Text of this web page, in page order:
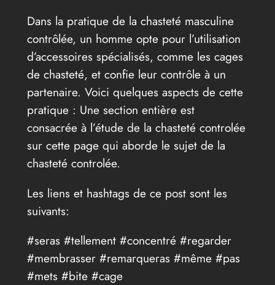
Dans la pratique de la chasteté masculine
contrôlée, un homme opte pour l’utilisation
d’accessoires spécialisés, comme les cages
de chasteté, et confie leur contrôle à un
partenaire. Voici quelques aspects de cette
pratique : Une section entière est
consacrée à l’étude de la chasteté controlée
sur cette page qui aborde le sujet de la
chasteté controlée.
Les liens et hashtags de ce post sont les
suivants:
#seras #tellement #concentré #regarder
#membrasser #remarqueras #même #pas
#mets #bite #cage